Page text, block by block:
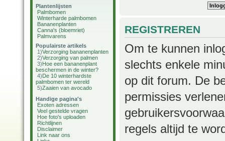
Plantenlijsten
Palmbomen
Winterharde palmbomen
Bananenplanten
Canna's (bloemriet)
Palmvarens
Populairste artikels
1)Verzorging bananenplanten
2)Verzorging van palmen
3)Hoe een bananenplant
beschermen in de winter?
4)De 10 winterhardste
palmbomen ter wereld
5)Zaaien van avocado
Handige pagina's
Exoten adressen
Veel gestelde vragen
Hoe foto's uploaden
Richtlijnen
Disclaimer
Link naar ons
REGISTREREN
Om te kunnen
slechts enkele
op dit forum. De
permissies
regels altijd te